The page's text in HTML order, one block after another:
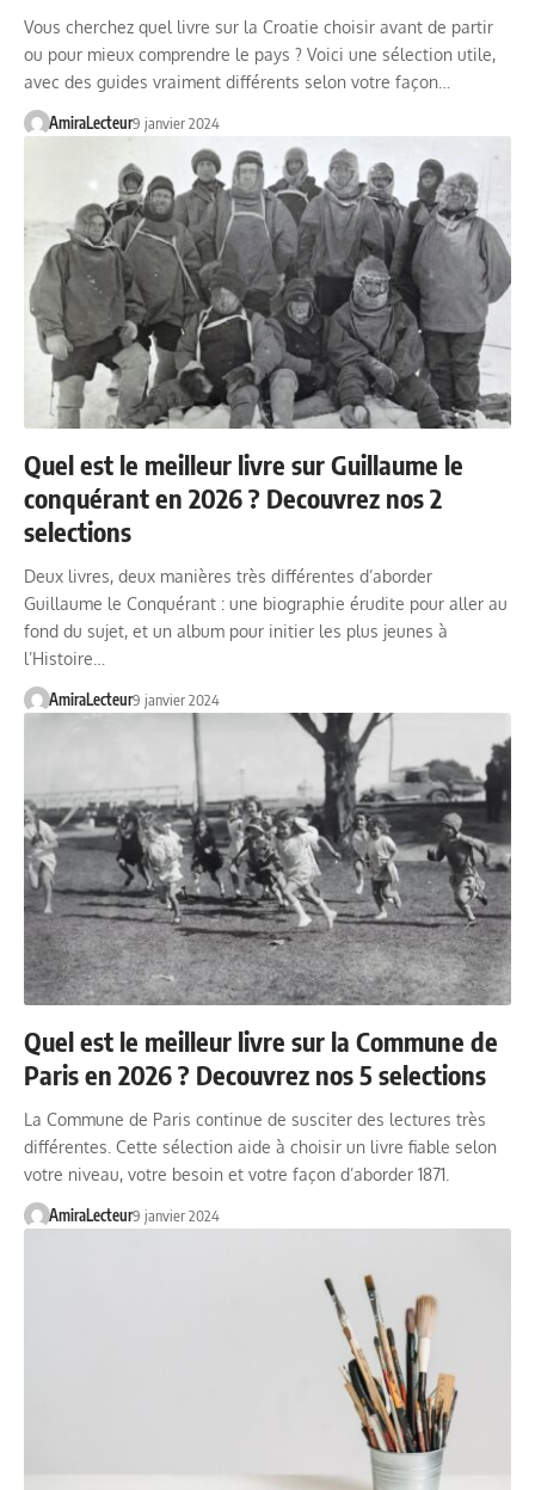
Vous cherchez quel livre sur la Croatie choisir avant de partir
ou pour mieux comprendre le pays ? Voici une sélection utile,
avec des guides vraiment différents selon votre façon…
AmiraLecteur9 janvier 2024
Quel est le meilleur livre sur Guillaume le
conquérant en 2026 ? Decouvrez nos 2
selections
Deux livres, deux manières très différentes d’aborder
Guillaume le Conquérant : une biographie érudite pour aller au
fond du sujet, et un album pour initier les plus jeunes à
l’Histoire…
AmiraLecteur9 janvier 2024
Quel est le meilleur livre sur la Commune de
Paris en 2026 ? Decouvrez nos 5 selections
La Commune de Paris continue de susciter des lectures très
différentes. Cette sélection aide à choisir un livre fiable selon
votre niveau, votre besoin et votre façon d’aborder 1871.
AmiraLecteur9 janvier 2024